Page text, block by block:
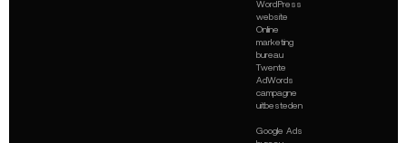
WordPress
website
Online
marketing
bureau
Twente
AdWords
campagne
uitbesteden
Google Ads